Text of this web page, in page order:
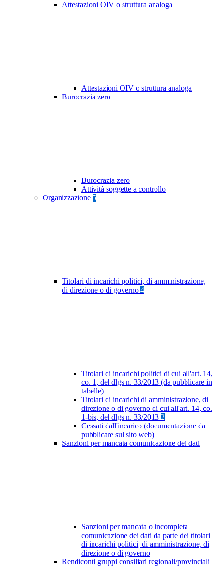
Attestazioni OIV o struttura analoga
Attestazioni OIV o struttura analoga
Burocrazia zero
Burocrazia zero
Attività soggette a controllo
Organizzazione 5
Titolari di incarichi politici, di amministrazione,
di direzione o di governo 4
Titolari di incarichi politici di cui all'art. 14,
co. 1, del dlgs n. 33/2013 (da pubblicare in
tabelle)
Titolari di incarichi di amministrazione, di
direzione o di governo di cui all'art. 14, co.
1-bis, del dlgs n. 33/2013 2
Cessati dall'incarico (documentazione da
pubblicare sul sito web)
Sanzioni per mancata comunicazione dei dati
Sanzioni per mancata o incompleta
comunicazione dei dati da parte dei titolari
di incarichi politici, di amministrazione, di
direzione o di governo
Rendiconti gruppi consiliari regionali/provinciali